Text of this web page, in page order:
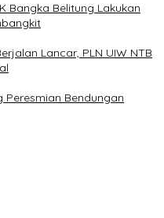
Bangka Belitung Lakukan
Lancar, PLN UIW NTB
Peresmian Bendungan